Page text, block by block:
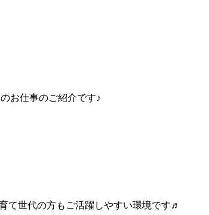
お仕事のご紹介です♪
て世代の方もご活躍しやすい環境です♬